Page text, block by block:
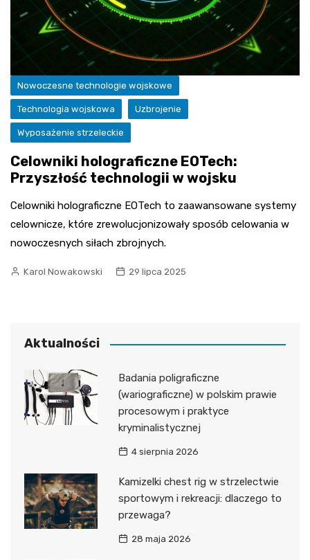
Nowoczesne technologie wojskowe
Technologia wojskowa Uzbrojenie
Wyposażenie strzeleckie
Celowniki holograficzne EOTech:
Przyszłość technologii w wojsku
Celowniki holograficzne EOTech to zaawansowane systemy
celownicze, które zrewolucjonizowały sposób celowania w
nowoczesnych siłach zbrojnych.
Karol Nowakowski 29 lipca 2025
Aktualności
Badania poligraficzne
(wariograficzne) w polskim prawie
procesowym i praktyce
kryminalistycznej
4 sierpnia 2026
Kamizelki chest rig w strzelectwie
sportowym i rekreacji: dlaczego to
przewaga?
28 maja 2026